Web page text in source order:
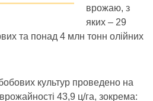
врожаю, з
яких – 29
та понад 4 млн тонн олійних
культур проведено на
43,9 ц/га, зокрема: